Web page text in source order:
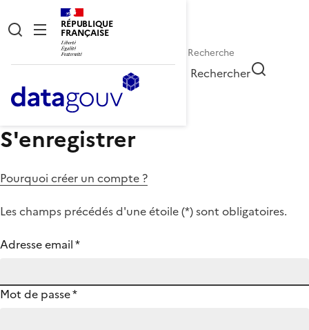
RÉPUBLIQUE
FRANÇAISE
Rechercher
S'enregistrer
Pourquoi créer un compte ?
Les champs précédés d'une étoile (*) sont obligatoires.
Adresse email*
Mot de passe*